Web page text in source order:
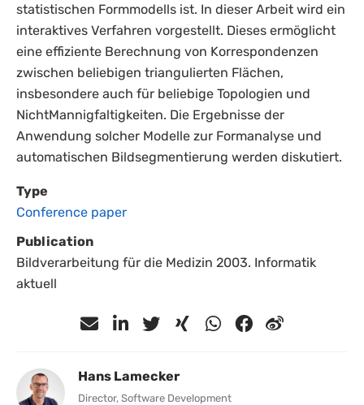
statistischen Formmodells ist. In dieser Arbeit wird ein
interaktives Verfahren vorgestellt. Dieses ermöglicht
eine effiziente Berechnung von Korrespondenzen
zwischen beliebigen triangulierten Flächen,
insbesondere auch für beliebige Topologien und
NichtMannigfaltigkeiten. Die Ergebnisse der
Anwendung solcher Modelle zur Formanalyse und
automatischen Bildsegmentierung werden diskutiert.
Type
Conference paper
Publication
Bildverarbeitung für die Medizin 2003. Informatik
aktuell
Hans Lamecker
Director, Software Development